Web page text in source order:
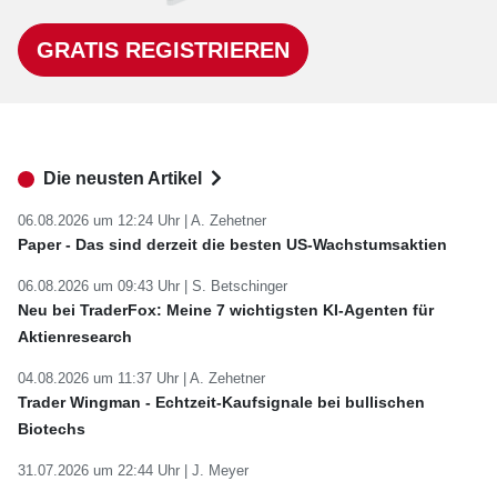
GRATIS REGISTRIEREN
Die neusten Artikel
06.08.2026 um 12:24 Uhr | A. Zehetner
Paper - Das sind derzeit die besten US-Wachstumsaktien
06.08.2026 um 09:43 Uhr | S. Betschinger
Neu bei TraderFox: Meine 7 wichtigsten KI-Agenten für
Aktienresearch
04.08.2026 um 11:37 Uhr | A. Zehetner
Trader Wingman - Echtzeit-Kaufsignale bei bullischen
Biotechs
31.07.2026 um 22:44 Uhr | J. Meyer